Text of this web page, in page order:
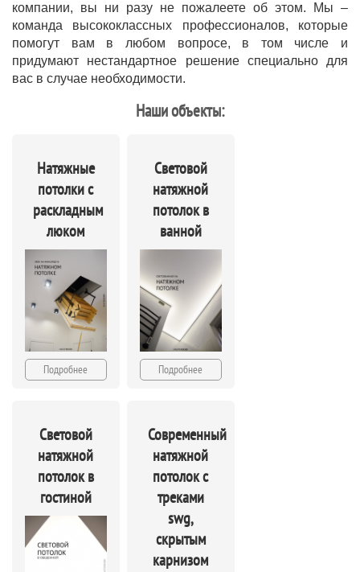
компании, вы ни разу не пожалеете об этом. Мы –
команда высококлассных профессионалов, которые
помогут вам в любом вопросе, в том числе и
придумают нестандартное решение специально для
вас в случае необходимости.
Наши объекты:
Натяжные
потолки с
раскладным
люком
Подробнее
Световой
натяжной
потолок в
ванной
Подробнее
Световой
натяжной
потолок в
гостиной
Современный
натяжной
потолок с
треками
swg,
скрытым
карнизом